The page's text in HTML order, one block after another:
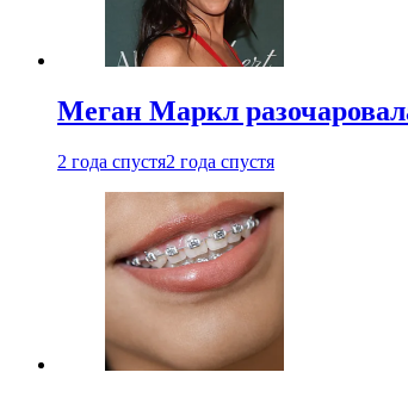
Меган Маркл
2 года спустя2 года спустя